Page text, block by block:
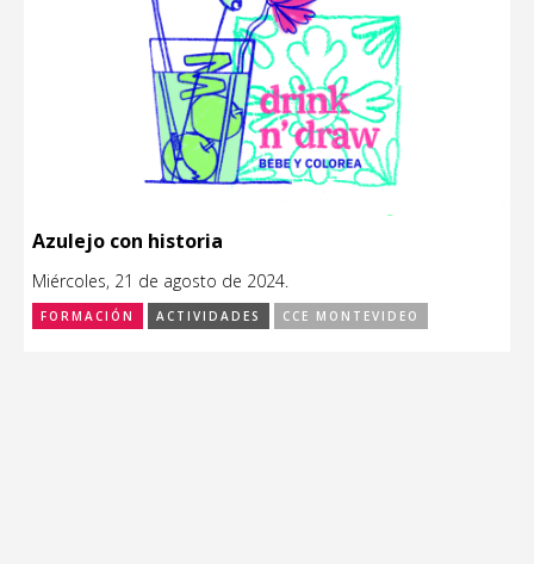
Azulejo con historia
Miércoles, 21 de agosto de 2024.
FORMACIÓN ACTIVIDADES CCE MONTEVIDEO